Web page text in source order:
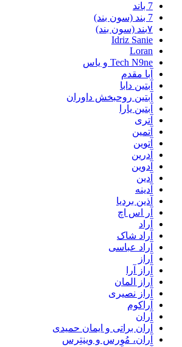
7 باند
7 بند (سون بند)
۷بند (سون بند)
Idriz Sanie
Loran
Tech N9ne و یاس
آبا مقدم
آبتین دابا
آبتین روحبخش داوران
آبتین یارا
آتری
آتمین
آتوین
آدرین
آدوین
آدین
آدینه
آذین بردیا
آر اس اچ
آراد
آراد شاک
آراد عباسی
آراز
آراز آرا
آراز المان
آراز نصیری
آراکوم
آران
آران براتی و ایمان حمیدی
آران، مُوِرس و وینتِرس